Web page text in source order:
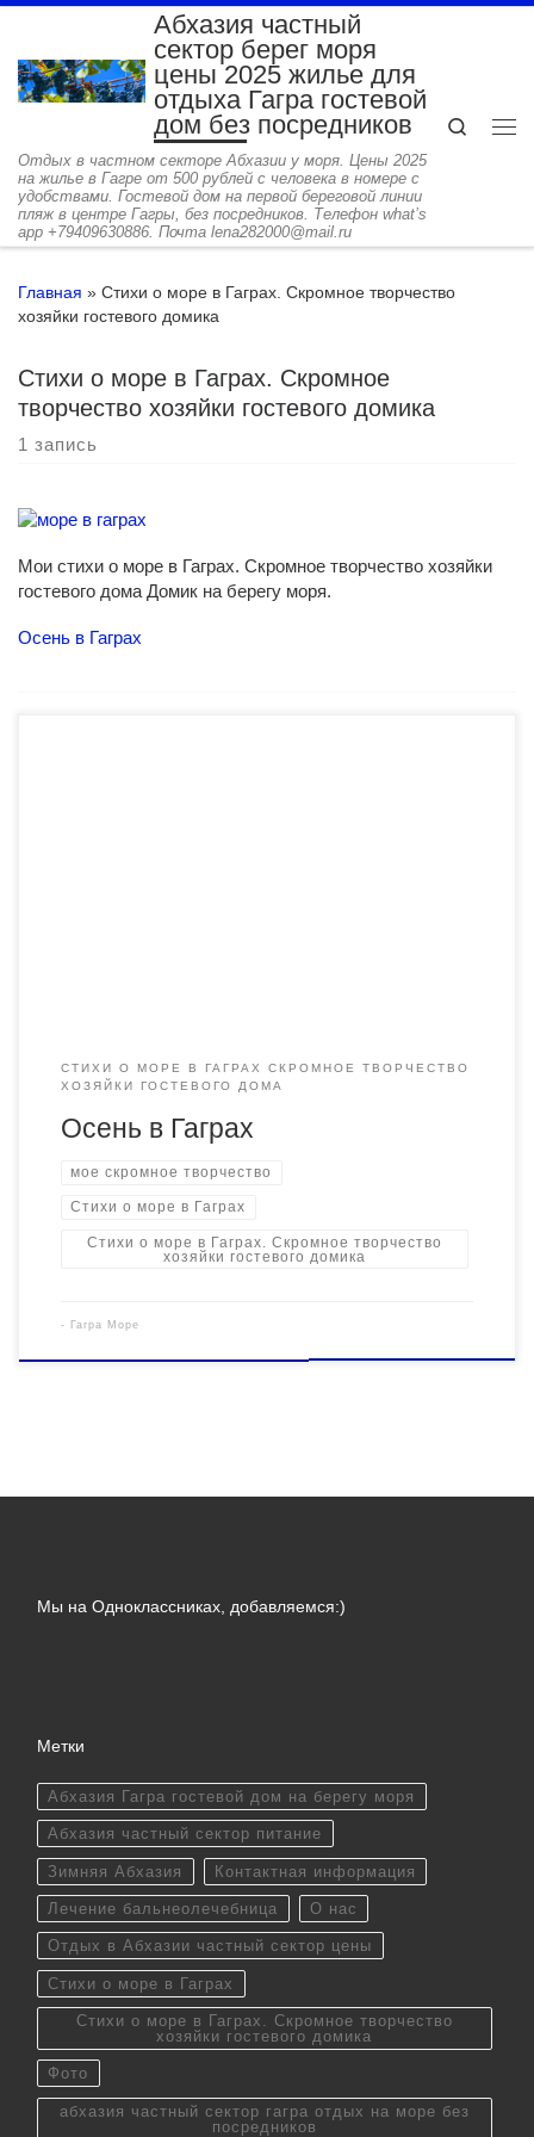
Перейти к содержимомуАбхазия частный
сектор берег моря
цены 2025 жилье для
отдыха Гагра гостевой
дом без посредников
Отдых в частном секторе Абхазии у моря. Цены 2025
на жилье в Гагре от 500 рублей с человека в номере с
удобствами. Гостевой дом на первой береговой линии
пляж в центре Гагры, без посредников. Телефон what’s
app +79409630886. Почта lena282000@mail.ru
Search
Главная » Стихи о море в Гаграх. Скромное творчество
хозяйки гостевого домика
Стихи о море в Гаграх. Скромное
творчество хозяйки гостевого домика
1 запись
Мои стихи о море в Гаграх. Скромное творчество хозяйки
гостевого дома Домик на берегу моря.
Осень в Гаграх
СТИХИ О МОРЕ В ГАГРАХ СКРОМНОЕ ТВОРЧЕСТВО
ХОЗЯЙКИ ГОСТЕВОГО ДОМА
Осень в Гаграх
мое скромное творчество
Стихи о море в Гаграх
Стихи о море в Гаграх. Скромное творчество
хозяйки гостевого домика
- Гагра Море
Мы на Одноклассниках, добавляемся:)
Метки
Абхазия Гагра гостевой дом на берегу моря
Абхазия частный сектор питание
Зимняя Абхазия Контактная информация
Лечение бальнеолечебница О нас
Отдых в Абхазии частный сектор цены
Стихи о море в Гаграх
Стихи о море в Гаграх. Скромное творчество
хозяйки гостевого домика
Фото
абхазия частный сектор гагра отдых на море без
посредников